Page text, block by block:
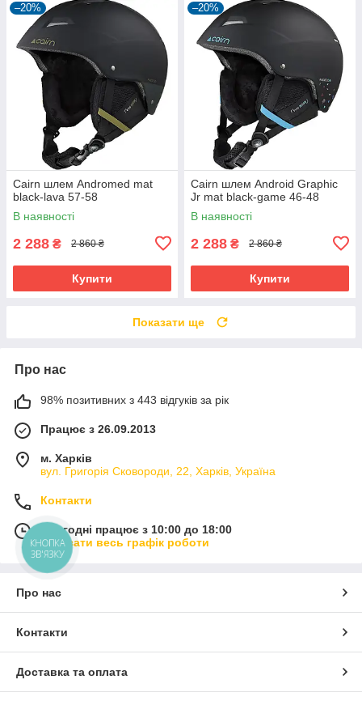
–20%
Cairn шлем Andromed mat
black-lava 57-58
В наявності
2 288 ₴ 2 860 ₴
Купити
–20%
Cairn шлем Android Graphic
Jr mat black-game 46-48
В наявності
2 288 ₴ 2 860 ₴
Купити
Показати ще
Про нас
98% позитивних з 443 відгуків за рік
Працює з 26.09.2013
м. Харків
вул. Григорія Сковороди, 22, Харків, Україна
Контакти
Сьогодні працює з 10:00 до 18:00
Показати весь графік роботи
Про нас
Контакти
Доставка та оплата
КНОПКА
ЗВ'ЯЗКУ